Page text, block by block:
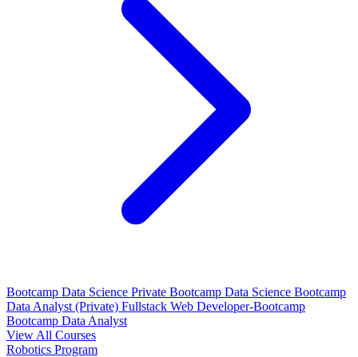
Bootcamp Data Science Private Bootcamp Data Science Bootcamp
Data Analyst (Private) Fullstack Web Developer-Bootcamp
Bootcamp Data Analyst
View All Courses
Robotics Program